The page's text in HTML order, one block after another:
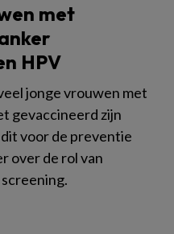
met
HPV
jonge vrouwen met
gevaccineerd zijn
voor de preventie
over de rol van